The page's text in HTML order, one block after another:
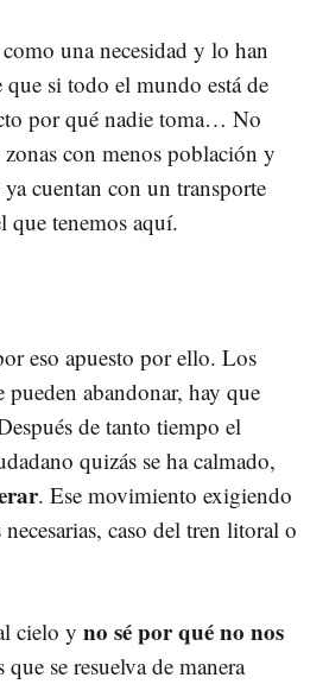
una necesidad y lo han
si todo el mundo está de
por qué nadie toma… No
con menos población y
cuentan con un transporte
que tenemos aquí.
eso apuesto por ello. Los
pueden abandonar, hay que
de tanto tiempo el
quizás se ha calmado,
. Ese movimiento exigiendo
caso del tren litoral o
cielo y no sé por qué no nos
se resuelva de manera